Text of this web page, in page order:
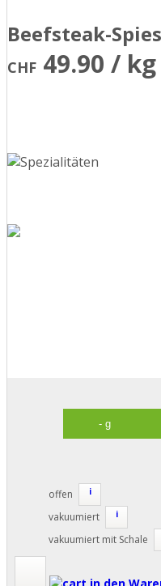
Beefsteak-
CHF 49.90 / kg
offen i
vakuumiert i
vakuumiert mit Schale